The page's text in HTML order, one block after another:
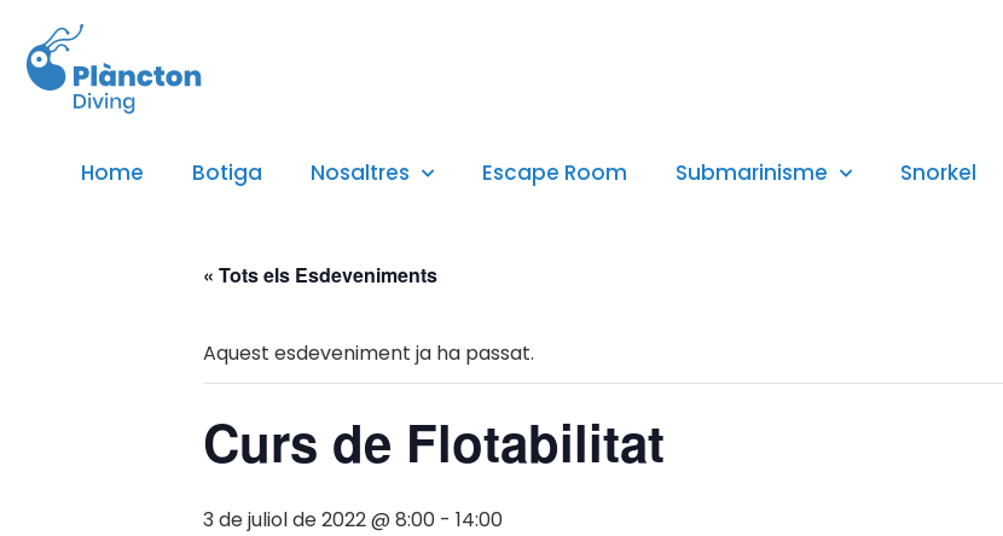
Home Botiga Nosaltres Escape Room Submarinisme Snorkel
« Tots els Esdeveniments
Aquest esdeveniment ja ha passat.
Curs de Flotabilitat
3 de juliol de 2022 @ 8:00 - 14:00